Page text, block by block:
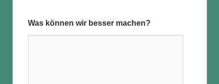
Was können wir besser machen?